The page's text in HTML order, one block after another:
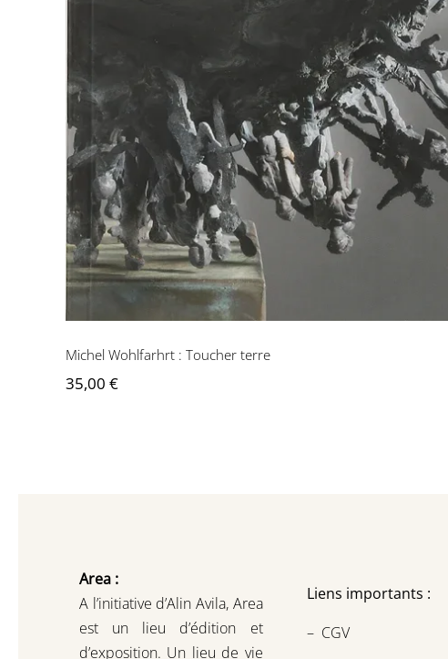
Michel Wohlfarhrt : Toucher terre
35,00 €
Area :
A l’initiative d’Alin Avila, Area
est un lieu d’édition et
d’exposition. Un lieu de vie
Liens importants :
– CGV